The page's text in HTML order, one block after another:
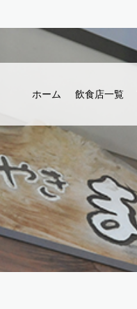
ホーム 飲食店一覧